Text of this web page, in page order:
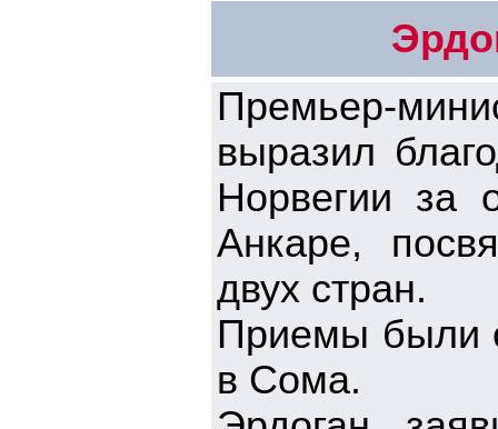
Премьер-
выразил
Норвегии за
Анкаре,
двух стран.
Приемы были
в Сома.